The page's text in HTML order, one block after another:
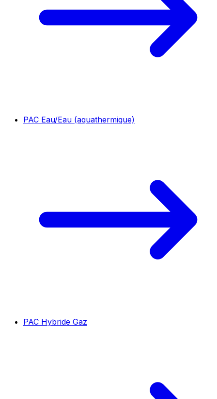
PAC Eau/Eau (aquathermique)
PAC Hybride Gaz